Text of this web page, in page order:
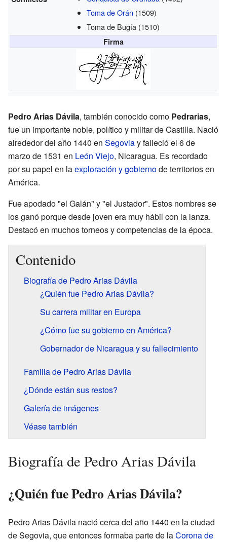
Toma de Orán (1509)
Toma de Bugía (1510)
Firma
Pedro Arias Dávila, también conocido como Pedrarias,
fue un importante noble, político y militar de Castilla. Nació
alrededor del año 1440 en Segoviay falleció el 6 de
marzo de 1531 en León Viejo, Nicaragua. Es recordado
por su papel en laexploración y gobiernode territorios en
América.
Fue apodado "el Galán" y "el Justador". Estos nombres se
los ganó porque desde joven era muy hábil con la lanza.
Destacó en muchos torneos y competencias de la época.
Contenido
Biografía de Pedro Arias Dávila
¿Quién fue Pedro Arias Dávila?
Su carrera militar en Europa
¿Cómo fue su gobierno en América?
Gobernador de Nicaragua y su fallecimiento
Familia de Pedro Arias Dávila
¿Dónde están sus restos?
Galería de imágenes
Véase también
Biografía de Pedro Arias Dávila
¿Quién fue Pedro Arias Dávila?
Pedro Arias Dávila nació cerca del año 1440 en la ciudad
de Segovia, que entonces formaba parte de laCorona de